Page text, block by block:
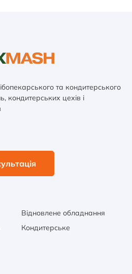
та кондитерського
кондитерських цехів і
Відновлене обладнання
Кондитерське